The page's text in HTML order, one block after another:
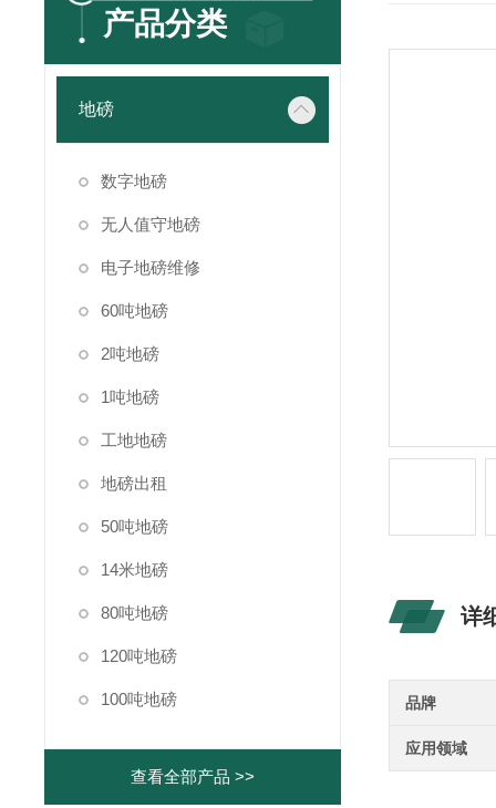
产品分类
地磅
数字地磅
无人值守地磅
电子地磅维修
60吨地磅
2吨地磅
1吨地磅
工地地磅
地磅出租
50吨地磅
14米地磅
80吨地磅
120吨地磅
100吨地磅
查看全部产品 >>
详
品牌
应用领域